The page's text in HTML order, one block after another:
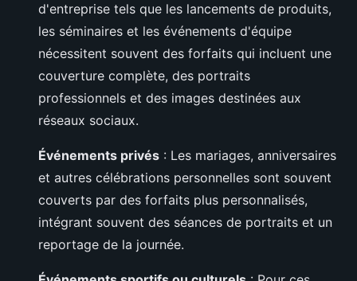
d'entreprise tels que les lancements de produits,
les séminaires et les événements d'équipe
nécessitent souvent des forfaits qui incluent une
couverture complète, des portraits
professionnels et des images destinées aux
réseaux sociaux.
Événements privés : Les mariages, anniversaires
et autres célébrations personnelles sont souvent
couverts par des forfaits plus personnalisés,
intégrant souvent des séances de portraits et un
reportage de la journée.